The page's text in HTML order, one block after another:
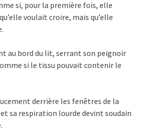
si, pour la première fois, elle
voulait croire, mais qu’elle
au bord du lit, serrant son peignoir
si le tissu pouvait contenir le
derrière les fenêtres de la
sa respiration lourde devint soudain